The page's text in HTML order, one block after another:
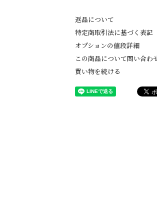
返品について
特定商取引法に基づく表記
オプションの値段詳細
この商品について問い合わ
買い物を続ける